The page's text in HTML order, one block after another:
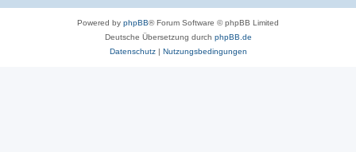
Powered by phpBB® Forum Software © phpBB Limited
Deutsche Übersetzung durch phpBB.de
Datenschutz| Nutzungsbedingungen